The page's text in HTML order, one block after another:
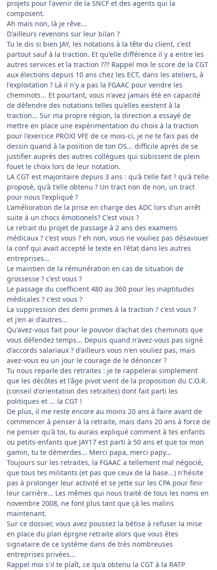
projets pour l'avenir de la SNCF et des agents qui la
composent.
Ah mais non, là je rêve...
D'ailleurs revenons sur leur bilan ?
Tu le dis si bien JAY, les notations à la tête du client, c'est
partout sauf à la traction. Et qu'elle différence il y a entre les
autres services et la traction ??? Rappel moi le score de la CGT
aux élections depuis 10 ans chez les ECT, dans les ateliers, à
l'exploitation ? Là il n'y a pas la FGAAC pour vendre les
cheminots... Et pourtant, vous n'avez jamais été en capacité
de défendre des notations telles qu'elles existent à la
traction... Sur ma propre région, la direction a essayé de
mettre en place une expérimentation du choix à la traction
pour l'exercice PROXI VFE de ce mois-ci, je ne te fais pas de
dessin quand à la position de ton OS... difficile après de se
justifier auprès des autres collègues qui subissent de plein
fouet le choix lors de leur notation.
LA CGT est majoritaire depuis 3 ans : qu'à t'elle fait ? qu'à t'elle
proposé, qu'à t'elle obtenu ? Un tract non de non, un tract
pour nous l'expliqué ?
L'amélioration de la prise en charge des ADC lors d'un arrêt
suite à un chocs émotionels? C'est vous ?
Le retrait du projet de passage à 2 ans des examens
médicaux ? c'est vous ? eh non, vous ne vouliez pas désavouer
la conf qui avait accepté le texte en l'état dans les autres
entreprises...
Le maintien de la rémunération en cas de situation de
grossesse ? c'est vous ?
Le passage du coefficient 480 au 360 pour les inaptitudes
médicales ? c'est vous ?
La suppression des demi primes à la traction ? c'est vous ?
et j'en ai d'autres...
Qu'avez-vous fait pour le pouvoir d'achat des cheminots que
vous défendez temps... Depuis quand n'avez-vous pas signé
d'accords salariaux ? d'ailleurs vous n'en vouliez pas, mais
avez-vous eu un jour le courage de le dénoncer ?
Tu nous reparle des retraites : je te rappelerai simplement
que les décôtes et l'âge pivot vient de la proposition du C.O.R.
(conseil d'orientation des retraites) dont fait parti les
politiques et ... la CGT !
De plus, il me reste encore au moins 20 ans à faire avant de
commencer à penser à la retraite, mais dans 20 ans à force de
ne penser qu'à toi, tu aurais expliqué comment à tes enfants
ou petits-enfants que JAY17 est parti à 50 ans et que toi mon
gamin, tu te démerdes... Merci papa, merci papy...
Toujours sur les retraites, la FGAAC a tellement mal négocié,
que tous tes militants (et pas que ceux de la base...) n'hésite
pas à prolonger leur activité et se jette sur les CPA pour finir
leur carrière... Les mêmes qui nous traité de tous les noms en
novembre 2008, ne font plus tant que çà les malins
maintenant.
Sur ce dossier, vous avez poussez la bétise à refuser la mise
en place du plan éprgne retraite alors que vous êtes
signataire de ce systéme dans de très nombreuses
entreprises privées...
Rappel moi s'il te plaît, ce qu'a obtenu la CGT à la RATP